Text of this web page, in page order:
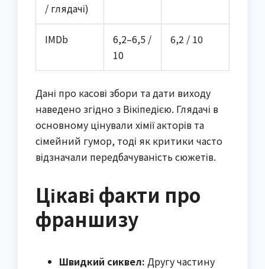
/ глядачі)
IMDb
6,2–6,5 /
10
6,2 / 10
Дані про касові збори та дати виходу
наведено згідно з Вікіпедією. Глядачі в
основному цінували хімії акторів та
сімейний гумор, тоді як критики часто
відзначали передбачуваність сюжетів.
Цікаві факти про
франшизу
Швидкий сиквел: Другу частину